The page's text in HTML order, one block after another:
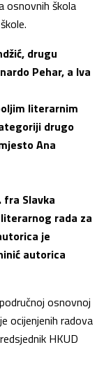
osnovnih škola
drugu
Pehar, a Iva
literarnim
drugo
Ana
fra Slavka
rada za
je
autorica
osnovnoj
ocijenjenih radova
HKUD